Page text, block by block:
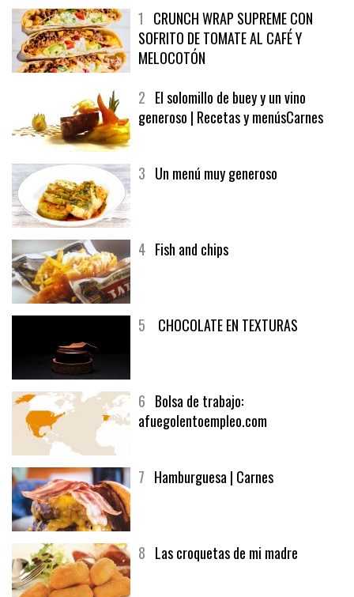
1CRUNCH WRAP SUPREME CON
SOFRITO DE TOMATE AL CAFÉ Y
MELOCOTÓN
2El solomillo de buey y un vino
6Bolsa de trabajo: